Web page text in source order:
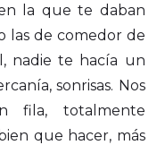
la que te daban
las de comedor de
nadie te hacía un
sonrisas. Nos
fila, totalmente
que hacer, más